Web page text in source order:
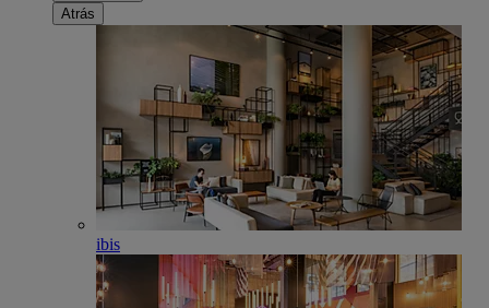
Atrás
ibis